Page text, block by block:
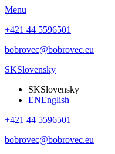
Menu
+421 44 5596501
bobrovec@bobrovec.eu
SKSlovensky
SKSlovensky
ENEnglish
+421 44 5596501
bobrovec@bobrovec.eu